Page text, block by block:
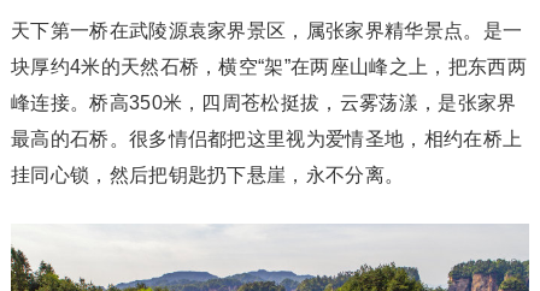
天下第一桥在武陵源袁家界景区，属张家界精华景点。是一
块厚约4米的天然石桥，横空“架”在两座山峰之上，把东西两
峰连接。桥高350米，四周苍松挺拔，云雾荡漾，是张家界
最高的石桥。很多情侣都把这里视为爱情圣地，相约在桥上
挂同心锁，然后把钥匙扔下悬崖，永不分离。